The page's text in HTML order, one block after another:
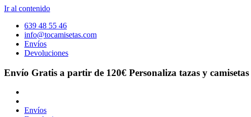
Ir al contenido
639 48 55 46
info@tocamisetas.com
Envíos
Devoluciones
Envío Gratis a partir de 120€ Personaliza tazas y camisetas
Envíos